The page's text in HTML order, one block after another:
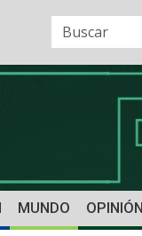
MUNDO OPINIÓN